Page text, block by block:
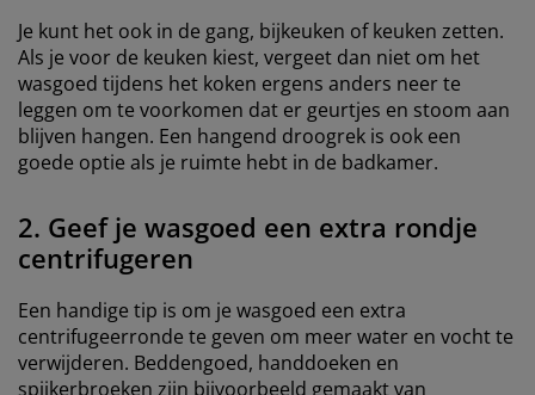
Je kunt het ook in de gang, bijkeuken of keuken zetten.
Als je voor de keuken kiest, vergeet dan niet om het
wasgoed tijdens het koken ergens anders neer te
leggen om te voorkomen dat er geurtjes en stoom aan
blijven hangen. Een hangend droogrek is ook een
goede optie als je ruimte hebt in de badkamer.
2. Geef je wasgoed een extra rondje
centrifugeren
Een handige tip is om je wasgoed een extra
centrifugeerronde te geven om meer water en vocht te
verwijderen. Beddengoed, handdoeken en
spijkerbroeken zijn bijvoorbeeld gemaakt van